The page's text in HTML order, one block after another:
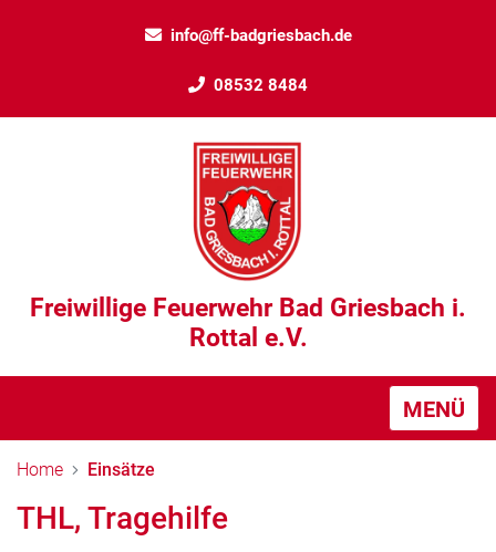
info@ff-badgriesbach.de
08532 8484
Freiwillige Feuerwehr Bad Griesbach i.
Rottal e.V.
MENÜ
Home Einsätze
THL, Tragehilfe